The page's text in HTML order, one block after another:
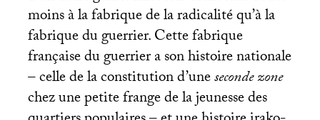
moins à la fabrique de la radicalité qu’à la
fabrique du guerrier. Cette fabrique
française du guerrier a son histoire nationale
– celle de la constitution d’uneseconde zone
chez une petite frange de la jeunesse des